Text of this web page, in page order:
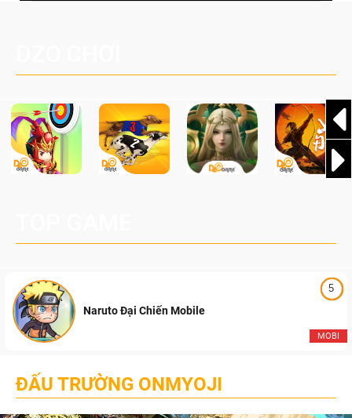
5
MOBI
Naruto Đại Chiến Mobile
ĐẤU TRƯỜNG ONMYOJI